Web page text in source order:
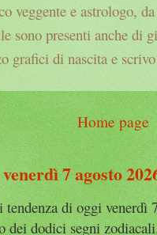
veggente e astrologo,
sono presenti anche di
grafici di nascita e
Home page
7 agosto
tendenza di oggi venerdì
dei dodici segni